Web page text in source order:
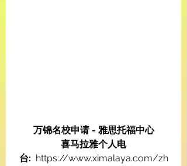
万锦名校申请 - 雅思托福中心
喜马拉雅个人电
台: https://www.ximalaya.com/zh